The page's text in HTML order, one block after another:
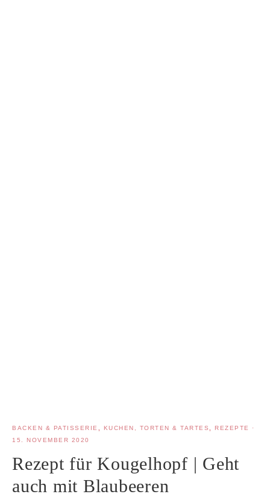
BACKEN & PATISSERIE KUCHEN, TORTEN & TARTES REZEPTE
·
15. NOVEMBER 2020
Rezept für Kougelhopf | Geht
auch mit Blaubeeren